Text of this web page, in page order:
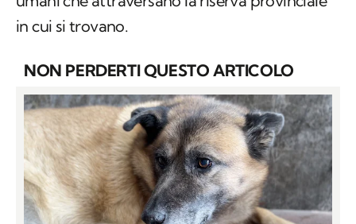
in cui si trovano.
NON PERDERTI QUESTO ARTICOLO